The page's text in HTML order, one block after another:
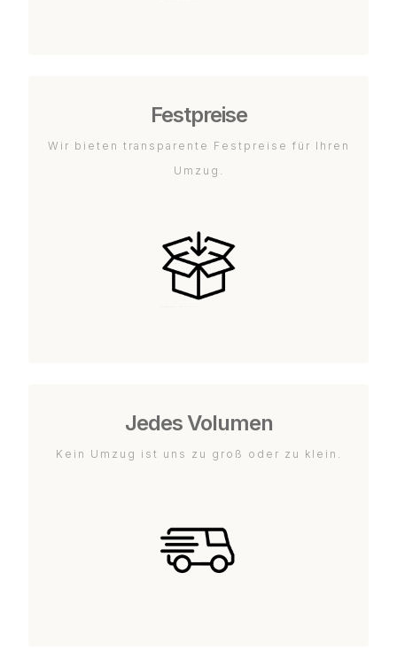
Festpreise
Wir bieten transparente Festpreise für Ihren
Umzug.
Jedes Volumen
Kein Umzug ist uns zu groß oder zu klein.